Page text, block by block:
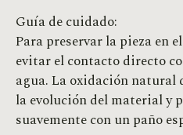
Guía de cuidado:
Para preservar la pieza en
evitar el contacto directo
agua. La oxidación natural
la evolución del material y
suavemente con un paño